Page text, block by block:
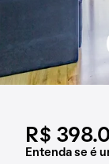
R$
Entenda se é